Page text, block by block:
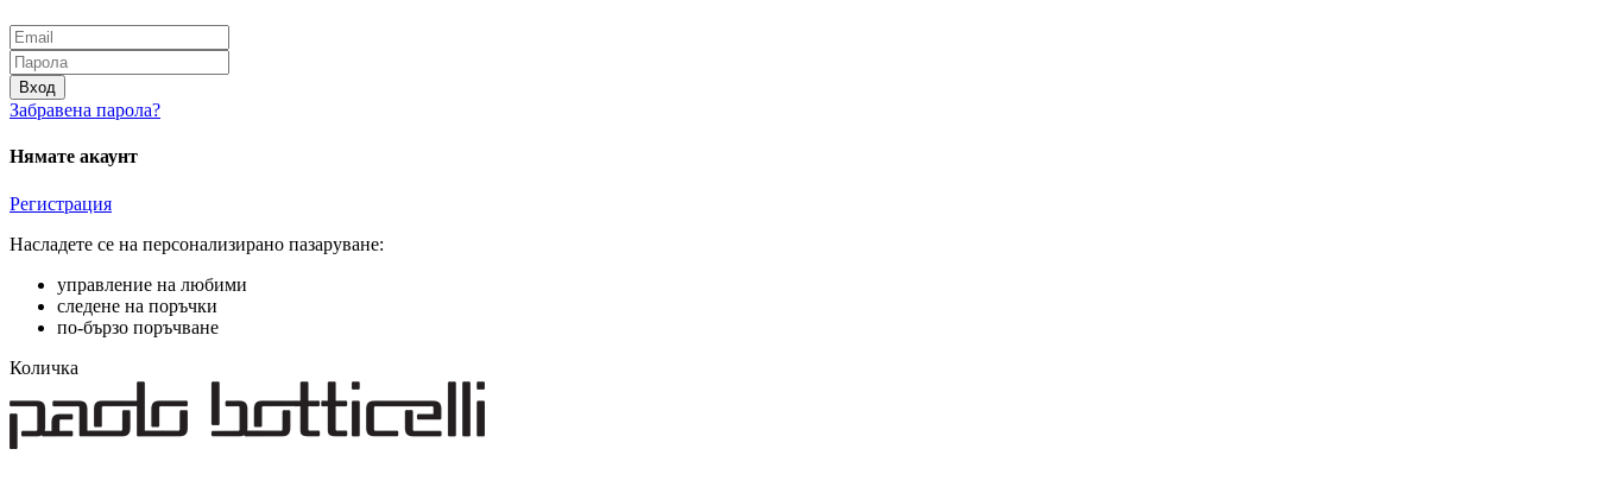
Вход
Забравена парола?
Нямате акаунт
Регистрация
Насладете се на персонализирано пазаруване:
управление на любими
следене на поръчки
по-бързо поръчване
Количка